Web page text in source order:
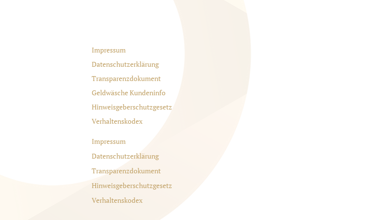
Impressum
Datenschutzerklärung
Transparenzdokument
Geldwäsche Kundeninfo
Hinweisgeberschutzgesetz
Verhaltenskodex
Impressum
Datenschutzerklärung
Transparenzdokument
Hinweisgeberschutzgesetz
Verhaltenskodex